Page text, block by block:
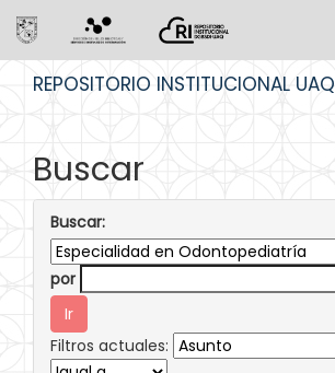
REPOSITORIO INSTITUCIONAL UAQ
Buscar
Buscar:
por
Filtros actuales: